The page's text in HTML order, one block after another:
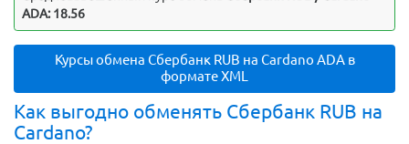
ADA: 18.56
Курсы обмена Сбербанк RUB на Cardano ADA в
формате XML
Как выгодно обменять Сбербанк RUB на
Cardano?